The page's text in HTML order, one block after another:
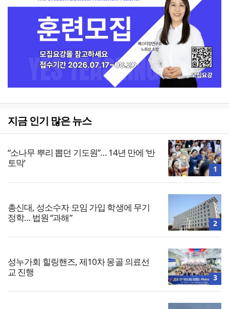
지금 인기 많은 뉴스
“소나무 뿌리 뽑던 기도원”… 14년 만에 ‘반
토막’
1
총신대, 성소수자 모임 가입 학생에 무기
정학… 법원 “과해”
2
성누가회 힐링핸즈, 제10차 몽골 의료선
교 진행
3